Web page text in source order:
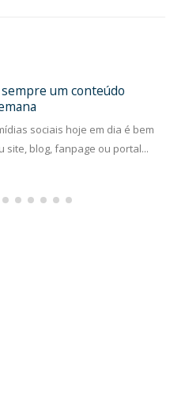
um conteúdo
sociais hoje em dia é bem
site, blog, fanpage ou portal...